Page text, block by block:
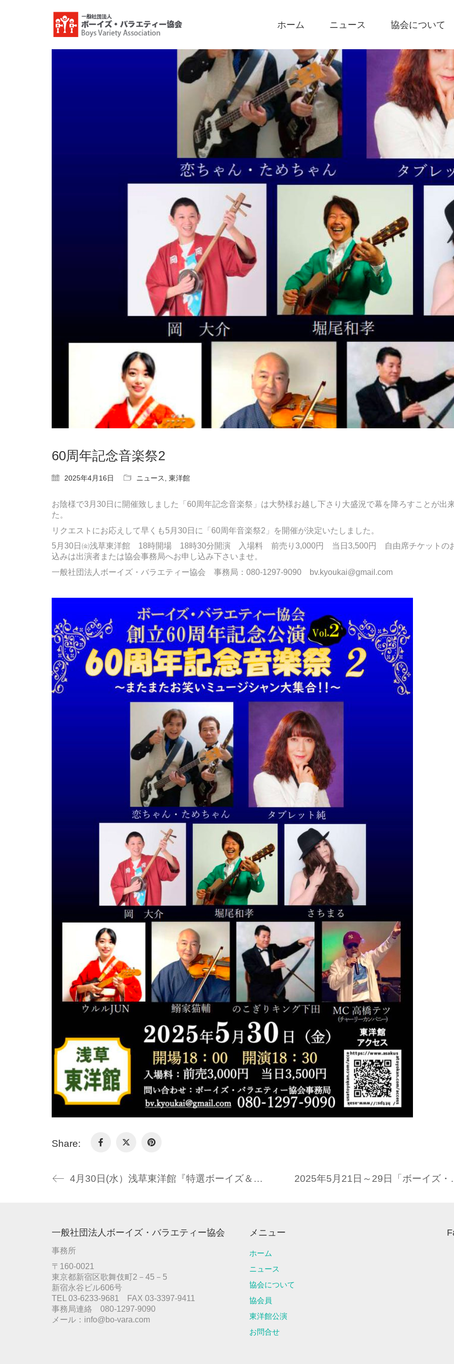
ホーム ニュース 協会について
60周年記念音楽祭2
2025年4月16日 ニュース 東洋館
お陰様で3月30日に開催致しました「60周年記念音楽祭」は大勢様お越し下さり大盛況で幕を降ろすことが出
た。
リクエストにお応えして早くも5月30日に「60周年音楽祭2」を開催が決定いたしました。
5月30日㈮浅草東洋館 18時開場 18時30分開演 入場料 前売り3,000円 当日3,500円 自由席チケットの
込みは出演者または協会事務局へお申し込み下さいませ。
一般社団法人ボーイズ・バラエティー協会 事務局：080-1297-9090 bv.kyoukai@gmail.com
Share:
4月30日(水）浅草東洋館『特選ボーイズ＆バラエティー』スペシャル 2025年5月
一般社団法人ボーイズ・バラエティー協会
事務所
〒160-0021
東京都新宿区歌舞伎町2－45－5
新宿永谷ビル606号
TEL 03-6233-9681 FAX 03-3397-9411
事務局連絡 080-1297-9090
メール：info@bo-vara.com
メニュー
ホーム
ニュース
協会について
協会員
東洋館公演
お問合せ